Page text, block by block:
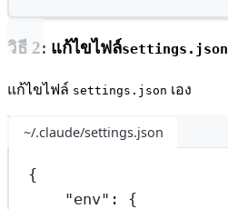
วิธี 2: แก้ไขไฟล์​settings.json
แก้ไขไฟล์ settings.json เอง
~/.claude/settings.json
{
"env": {